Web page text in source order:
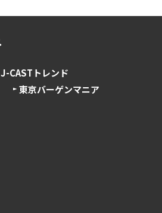
J-CASTトレンド
東京バーゲンマニア